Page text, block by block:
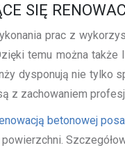
SIĘ
prac z
temu można
dysponują nie tylko
z zachowaniem
betonowej